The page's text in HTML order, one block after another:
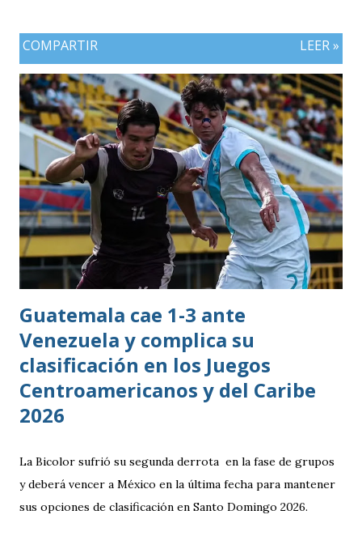
COMPARTIR LEER »
Guatemala cae 1-3 ante
Venezuela y complica su
clasificación en los Juegos
Centroamericanos y del Caribe
2026
La Bicolor sufrió su segunda derrota en la fase de grupos
y deberá vencer a México en la última fecha para mantener
sus opciones de clasificación en Santo Domingo 2026.